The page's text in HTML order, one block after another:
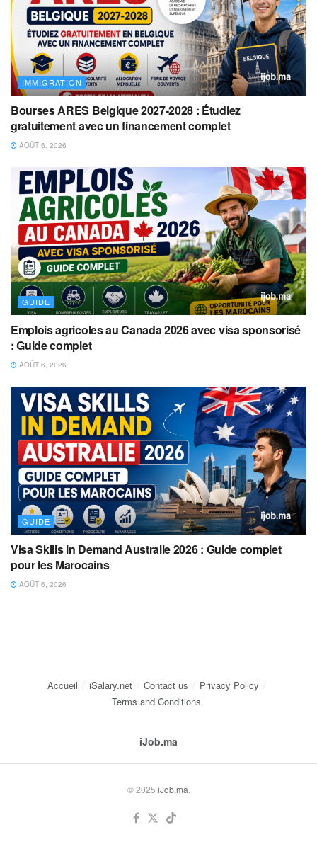
IMMIGRATION
Bourses ARES Belgique 2027-2028 : Étudiez
gratuitement avec un financement complet
AOÛT 6, 2026
GUIDE
Emplois agricoles au Canada 2026 avec visa sponsorisé
: Guide complet
AOÛT 6, 2026
GUIDE
Visa Skills in Demand Australie 2026 : Guide complet
pour les Marocains
AOÛT 6, 2026
Accueil iSalary.net Contact us
Privacy Policy
Terms and Conditions
iJob.ma
© 2025 iJob.ma